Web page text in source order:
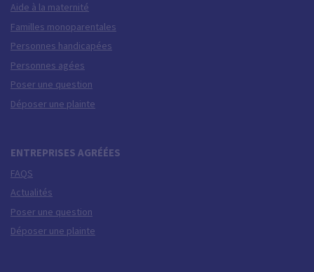
Aide à la maternité
Familles monoparentales
Personnes handicapées
Personnes agées
Poser une question
Déposer une plainte
ENTREPRISES AGRÉÉES
FAQS
Actualités
Poser une question
Déposer une plainte